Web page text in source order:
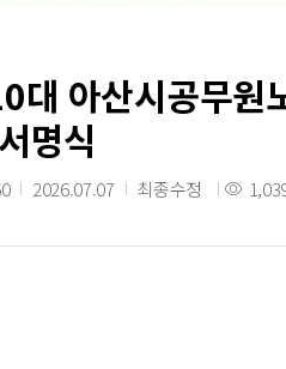
아산시공무원
명식
2026.07.07 최종수정